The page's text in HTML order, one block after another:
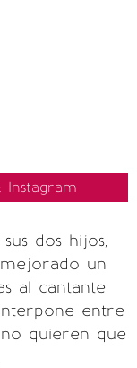
Instagram
dos hijos,
un
al cantante
entre
quieren que